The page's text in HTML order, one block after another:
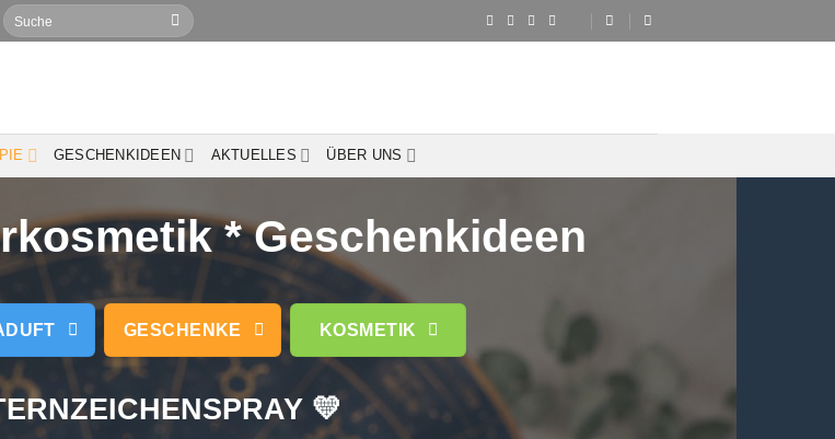
Suchen
nach:
GESCHENKIDEEN AKTUELLES ÜBER UNS
* Geschenkideen
GESCHENKE KOSMETIK
💛